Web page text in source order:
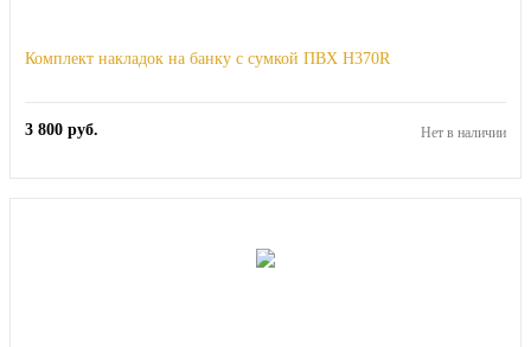
Комплект накладок на банку с сумкой ПВХ H370R
3 800 руб. Нет в наличии